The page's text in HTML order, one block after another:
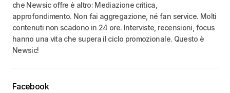
che Newsic offre è altro: Mediazione critica,
approfondimento. Non fai aggregazione, né fan service. Molti
contenuti non scadono in 24 ore. Interviste, recensioni, focus
hanno una vita che supera il ciclo promozionale. Questo è
Newsic!
Facebook